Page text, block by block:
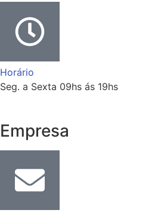
Horário
Seg. a Sexta 09hs ás 19hs
Empresa